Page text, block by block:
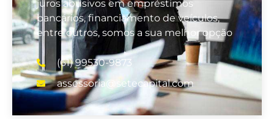
juros abusivos em empréstimos
bancários, financiamento de veículos,
entre outros, somos a sua melhor opção
(61) 99530-9873
assessoria@setecapital.com